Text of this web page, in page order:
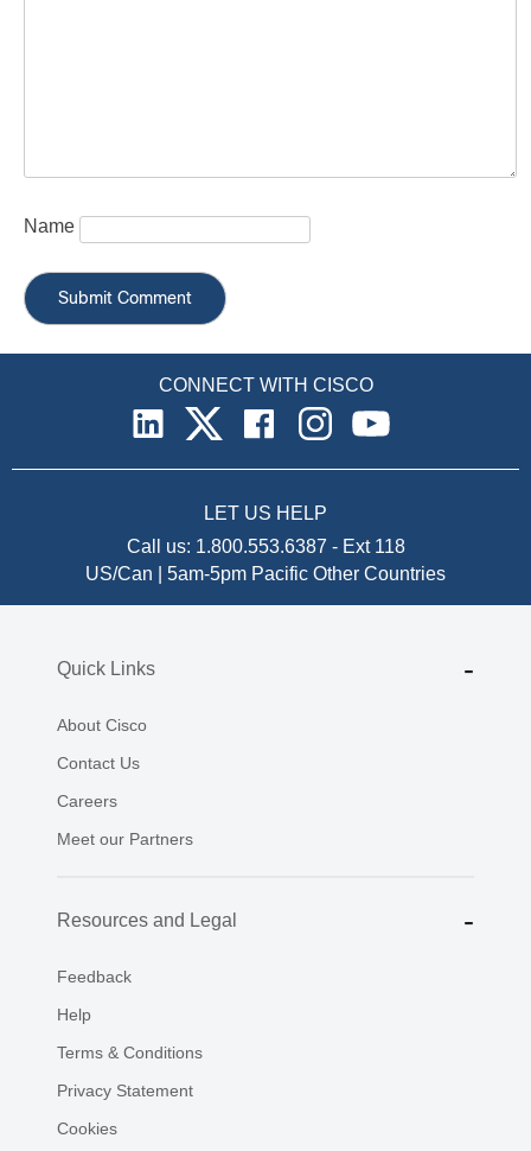
Name
CONNECT WITH CISCO
LET US HELP
Call us: 1.800.553.6387 - Ext 118
US/Can | 5am-5pm Pacific Other Countries